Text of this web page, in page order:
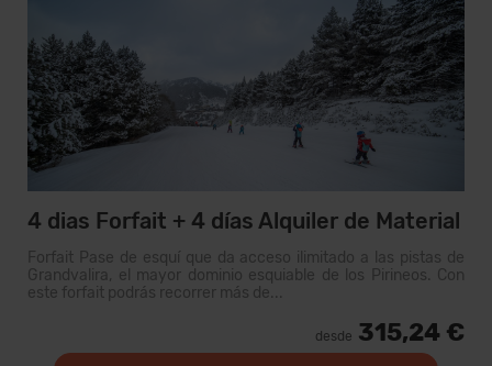
4 dias Forfait + 4 días Alquiler de Material
Forfait Pase de esquí que da acceso ilimitado a las pistas de
Grandvalira, el mayor dominio esquiable de los Pirineos. Con
este forfait podrás recorrer más de...
desde 315,24 €